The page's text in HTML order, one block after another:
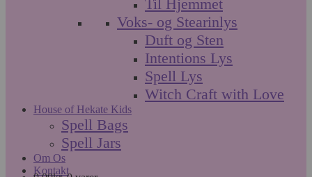
Til Hjemmet
Voks- og Stearinlys
Duft og Sten
Intentions Lys
Spell Lys
Witch Craft with Love
House of Hekate Kids
Spell Bags
Spell Jars
Om Os
Kontakt